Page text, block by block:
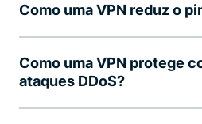
Como uma VPN reduz o
Como uma VPN protege
ataques DDoS?